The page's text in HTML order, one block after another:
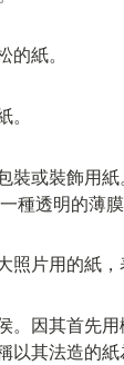
紙。
裝或裝飾用
種透明的薄
照片用的紙，
。因其首先
以其法造的紙